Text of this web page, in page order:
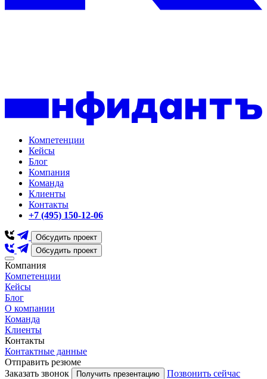
Компетенции
Кейсы
Блог
Компания
Команда
Клиенты
Контакты
+7 (495) 150-12-06
Обсудить проект
Обсудить проект
Компания
Компетенции
Кейсы
Блог
О компании
Команда
Клиенты
Контакты
Контактные данные
Отправить резюме
Заказать звонок
Получить презентацию
Позвонить сейчас